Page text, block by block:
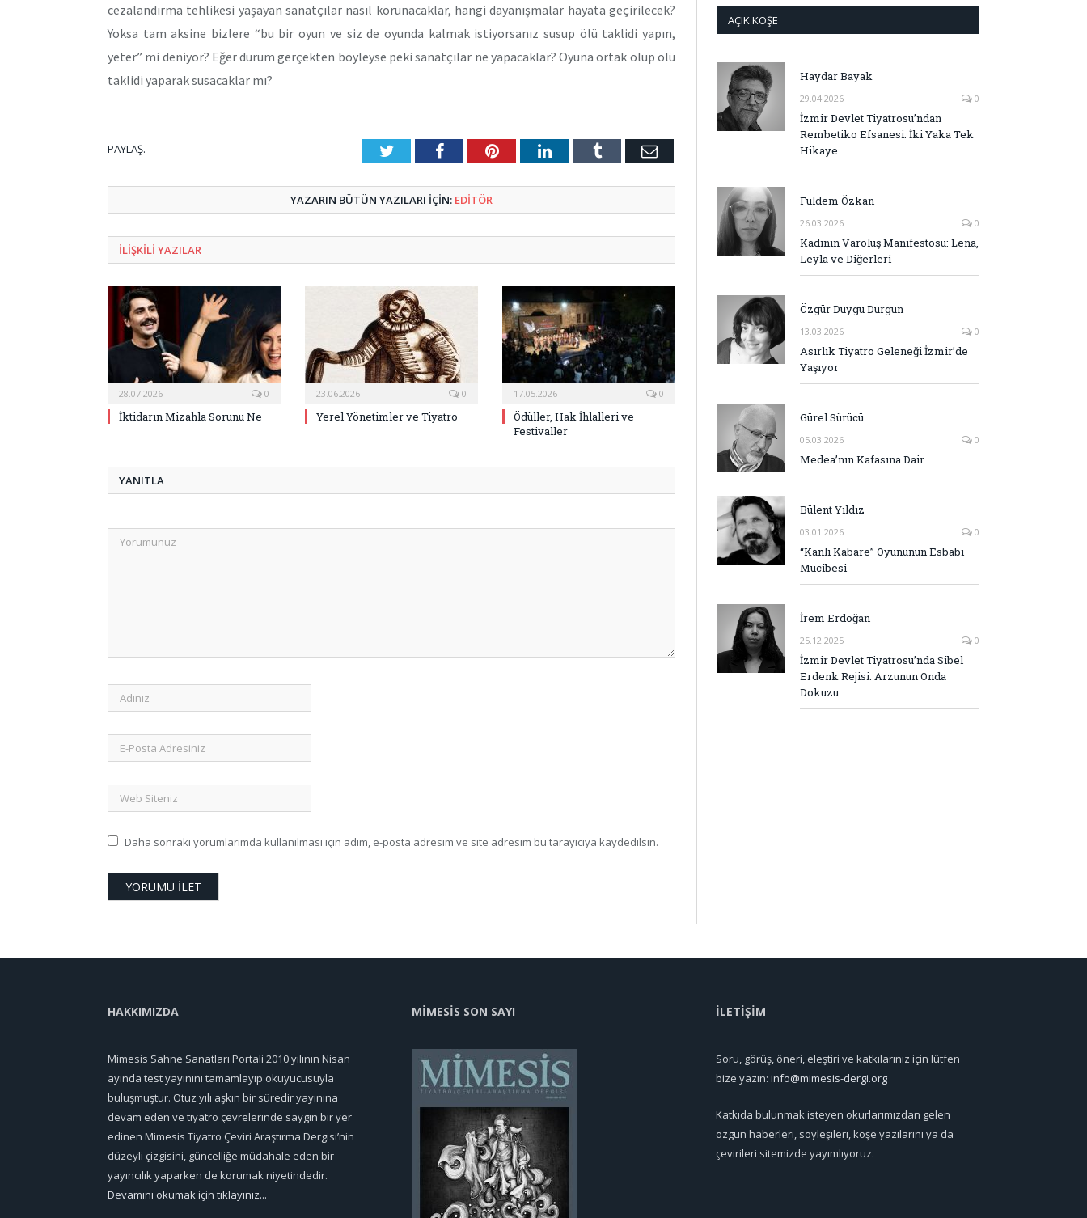
cezalandırma tehlikesi yaşayan sanatçılar nasıl korunacaklar, hangi dayanışmalar hayata geçirilecek?
Yoksa tam aksine bizlere “bu bir oyun ve siz de oyunda kalmak istiyorsanız susup ölü taklidi yapın,
yeter” mi deniyor? Eğer durum gerçekten böyleyse peki sanatçılar ne yapacaklar? Oyuna ortak olup ölü
taklidi yaparak susacaklar mı?
PAYLAŞ. TwitterFacebookPinterestLinkedInTumblr E-
YAZARIN BÜTÜN YAZILARI IÇIN: EDİTÖR
ILIŞKILI YAZILAR
28.07.2026 0
İktidarın Mizahla Sorunu Ne
23.06.2026 0
Yerel Yönetimler ve Tiyatro
17.05.2026 0
Ödüller, Hak İhlalleri ve
Festivaller
YANITLA
Daha sonraki yorumlarımda kullanılması için adım, e-posta adresim ve site adresim bu tarayıcıya kaydedilsin.
AÇIK KÖŞE
Haydar Bayak
29.04.2026 0
İzmir Devlet Tiyatrosu’ndan
Rembetiko Efsanesi: İki Yaka Tek
Hikaye
Fuldem Özkan
26.03.2026 0
Kadının Varoluş Manifestosu: Lena,
Leyla ve Diğerleri
Özgür Duygu Durgun
13.03.2026 0
Asırlık Tiyatro Geleneği İzmir’de
Yaşıyor
Gürel Sürücü
05.03.2026 0
Medea’nın Kafasına Dair
Bülent Yıldız
03.01.2026 0
“Kanlı Kabare” Oyununun Esbabı
Mucibesi
İrem Erdoğan
25.12.2025 0
İzmir Devlet Tiyatrosu’nda Sibel
Erdenk Rejisi: Arzunun Onda
Dokuzu
HAKKIMIZDA
Mimesis Sahne Sanatları Portali 2010 yılının Nisan
ayında test yayınını tamamlayıp okuyucusuyla
buluşmuştur. Otuz yılı aşkın bir süredir yayınına
devam eden ve tiyatro çevrelerinde saygın bir yer
edinen Mimesis Tiyatro Çeviri Araştırma Dergisi’nin
düzeyli çizgisini, güncelliğe müdahale eden bir
yayıncılık yaparken de korumak niyetindedir.
Devamını okumak için tıklayınız...
MİMESİS SON SAYI İLETİŞİM
Soru, görüş, öneri, eleştiri ve katkılarınız için lütfen
bize yazın: info@mimesis-dergi.org
Katkıda bulunmak isteyen okurlarımızdan gelen
özgün haberleri, söyleşileri, köşe yazılarını ya da
çevirileri sitemizde yayımlıyoruz.